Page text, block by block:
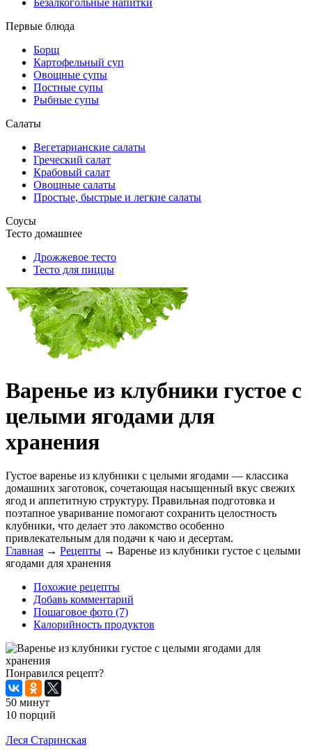
Безалкогольные напитки
Первые блюда
Борщ
Картофельный суп
Овощные супы
Постные супы
Рыбные супы
Салаты
Вегетарианские салаты
Греческий салат
Крабовый салат
Овощные салаты
Простые, быстрые и легкие салаты
Соусы
Тесто домашнее
Дрожжевое тесто
Тесто для пиццы
Варенье из клубники густое с
целыми ягодами для
хранения
Густое варенье из клубники с целыми ягодами — классика
домашних заготовок, сочетающая насыщенный вкус свежих
ягод и аппетитную структуру. Правильная подготовка и
поэтапное уваривание помогают сохранить целостность
клубники, что делает это лакомство особенно
привлекательным для подачи к чаю и десертам.
Главная → Рецепты → Варенье из клубники густое с целыми
ягодами для хранения
Похожие рецепты
Добавь комментарий
Пошаговое фото (7)
Калорийность продуктов
Понравился рецепт?
50 минут
10 порций
Леся Старинская